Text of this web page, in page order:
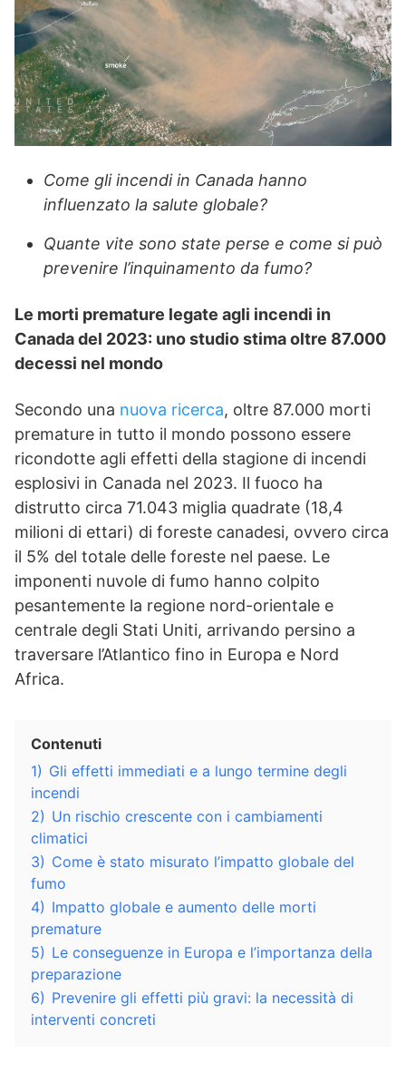
Come gli incendi in Canada hanno
influenzato la salute globale?
Quante vite sono state perse e come si può
prevenire l’inquinamento da fumo?
Le morti premature legate agli incendi in
Canada del 2023: uno studio stima oltre 87.000
decessi nel mondo
Secondo una nuova ricerca, oltre 87.000 morti
premature in tutto il mondo possono essere
ricondotte agli effetti della stagione di incendi
esplosivi in Canada nel 2023. Il fuoco ha
distrutto circa 71.043 miglia quadrate (18,4
milioni di ettari) di foreste canadesi, ovvero circa
il 5% del totale delle foreste nel paese. Le
imponenti nuvole di fumo hanno colpito
pesantemente la regione nord-orientale e
centrale degli Stati Uniti, arrivando persino a
traversare l’Atlantico fino in Europa e Nord
Africa.
Contenuti
1) Gli effetti immediati e a lungo termine degli
incendi
2) Un rischio crescente con i cambiamenti
climatici
3) Come è stato misurato l’impatto globale del
fumo
4) Impatto globale e aumento delle morti
premature
5) Le conseguenze in Europa e l’importanza della
preparazione
6) Prevenire gli effetti più gravi: la necessità di
interventi concreti